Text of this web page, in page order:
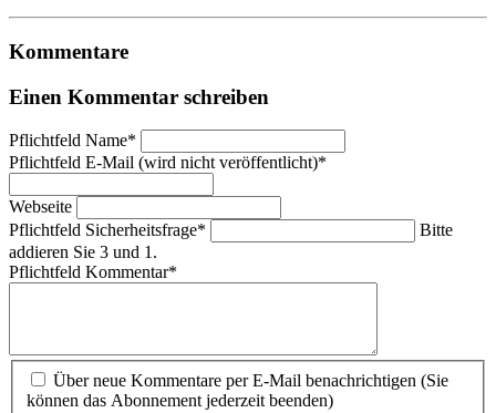
Kommentare
Einen Kommentar schreiben
Pflichtfeld Name*
Pflichtfeld E-Mail (wird nicht veröffentlicht)*
Webseite
Pflichtfeld Sicherheitsfrage*
Bitte
addieren Sie 3 und 1.
Pflichtfeld Kommentar*
Über neue Kommentare per E-Mail benachrichtigen (Sie
können das Abonnement jederzeit beenden)